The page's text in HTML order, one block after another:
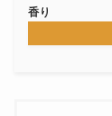
香り